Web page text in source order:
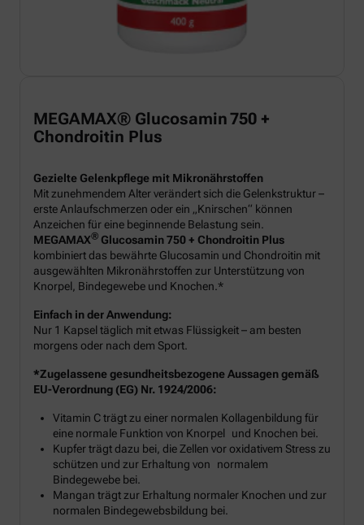
MEGAMAX® Glucosamin 750 +
Chondroitin Plus
Gezielte Gelenkpflege mit Mikronährstoffen
Mit zunehmendem Alter verändert sich die Gelenkstruktur –
erste Anlaufschmerzen oder ein „Knirschen“ können
Anzeichen für eine beginnende Belastung sein.
MEGAMAX® Glucosamin 750 + Chondroitin Plus
kombiniert das bewährte Glucosamin und Chondroitin mit
ausgewählten Mikronährstoffen zur Unterstützung von
Knorpel, Bindegewebe und Knochen.*
Einfach in der Anwendung:
Nur 1 Kapsel täglich mit etwas Flüssigkeit – am besten
morgens oder nach dem Sport.
*Zugelassene gesundheitsbezogene Aussagen gemäß
EU-Verordnung (EG) Nr. 1924/2006:
Vitamin C trägt zu einer normalen Kollagenbildung für
eine normale Funktion von Knorpel und Knochen bei.
Kupfer trägt dazu bei, die Zellen vor oxidativem Stress zu
schützen und zur Erhaltung von normalem
Bindegewebe bei.
Mangan trägt zur Erhaltung normaler Knochen und zur
normalen Bindegewebsbildung bei.